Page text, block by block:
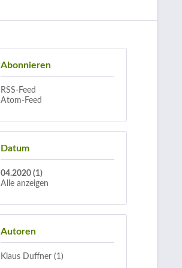
Abonnieren
RSS-Feed
Atom-Feed
Datum
04.2020 (1)
Alle anzeigen
Autoren
Klaus Duffner (1)